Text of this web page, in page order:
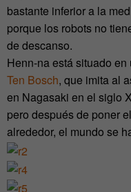
bastante inferior a la
porque los robots no
de descanso.
Henn-na está situado
Ten Bosch, que imita al
en Nagasaki en el siglo
pero después de poner
alrededor, el mundo se